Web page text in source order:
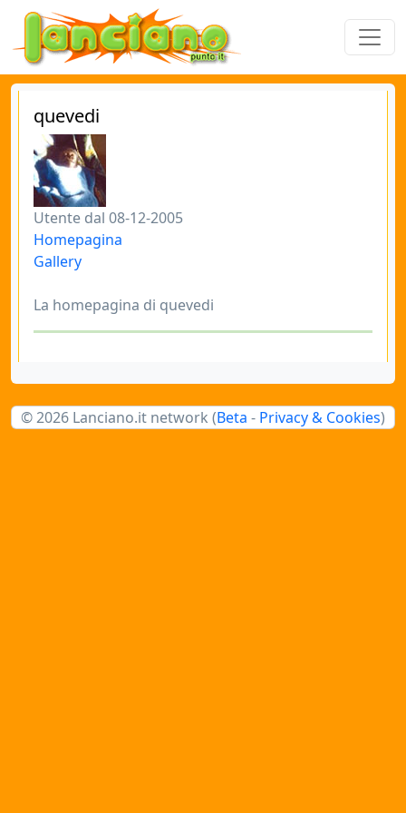
quevedi
Utente dal 08-12-2005
Homepagina
Gallery
La homepagina di quevedi
© 2026 Lanciano.it network (Beta - Privacy & Cookies)